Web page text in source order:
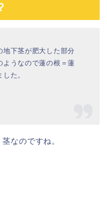
地下茎が肥大した部分
ようなので蓮の根＝蓮
た。
なのですね。